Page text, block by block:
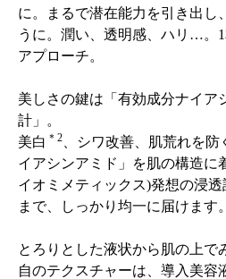
に。まるで潜在能力を引き出し
うに。潤い、透明感、ハリ…。
アプローチ。
美しさの鍵は「有効成分ナイア
計」。
美白 ＊2
、シワ改善、肌荒れを
イアシンアミド」を肌の構造に
イオミメティックス)発想の浸
まで、しっかり均一に届けます。
とろりとした液状から肌の上で
自のテクスチャーは、導入美容